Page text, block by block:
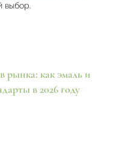
выбор.
рынка: как эмаль и
в 2026 году